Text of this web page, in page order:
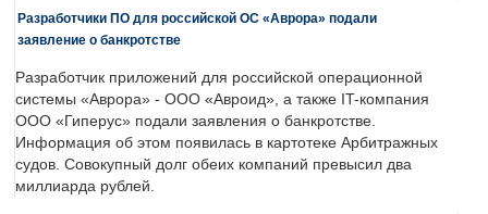
Разработчики ПО для российской ОС «Аврора» подали
заявление о банкротстве
Разработчик приложений для российской операционной
системы «Аврора» - ООО «Авроид», а также IT-компания
ООО «Гиперус» подали заявления о банкротстве.
Информация об этом появилась в картотеке Арбитражных
судов. Совокупный долг обеих компаний превысил два
миллиарда рублей.